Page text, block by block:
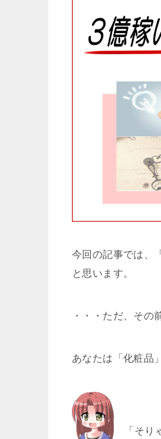
今回の記事では、
と思います。
・・・ただ、その
あなたは「化粧品
「そり